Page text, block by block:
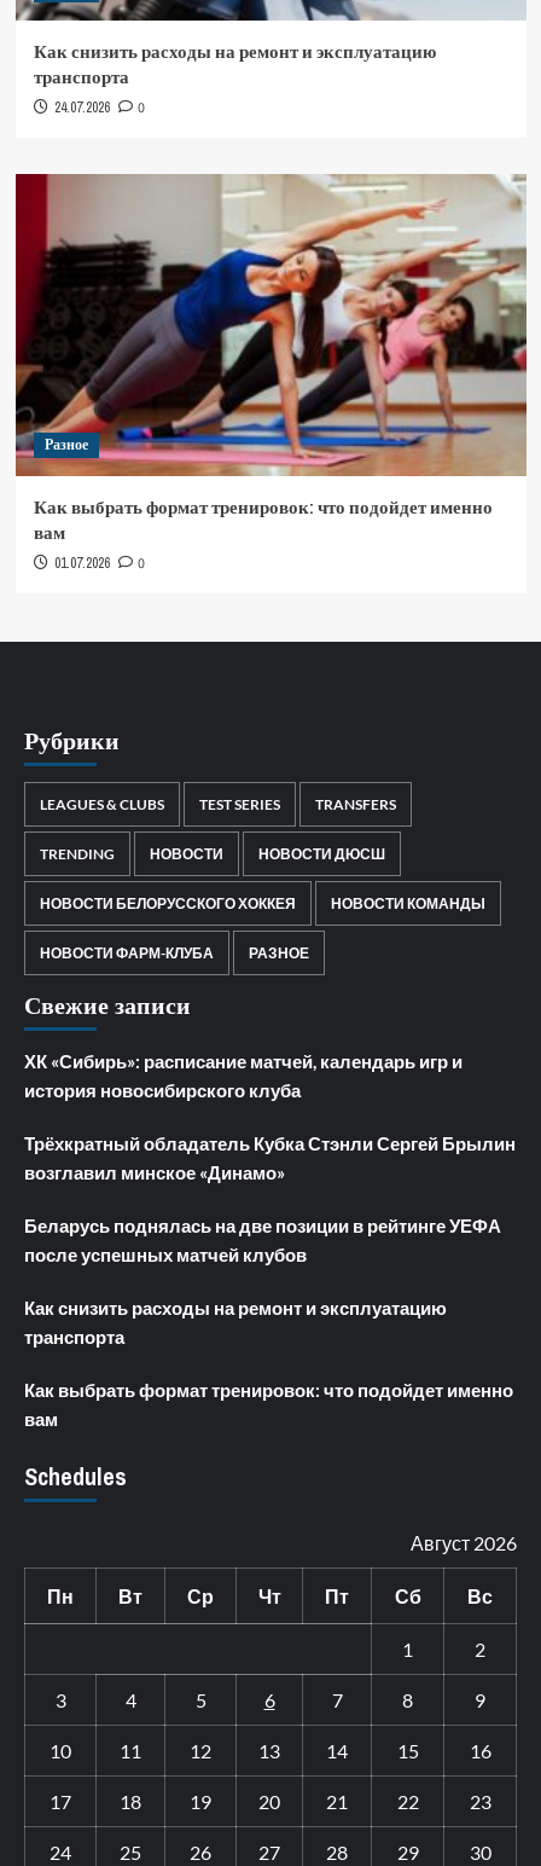
Как снизить расходы на ремонт и эксплуатацию
транспорта
24.07.2026 0
Разное
Как выбрать формат тренировок: что подойдет именно
вам
01.07.2026 0
Рубрики
LEAGUES & CLUBS TEST SERIES TRANSFERS
TRENDING НОВОСТИ НОВОСТИ ДЮСШ
НОВОСТИ БЕЛОРУССКОГО ХОККЕЯ НОВОСТИ КОМАНДЫ
НОВОСТИ ФАРМ-КЛУБА РАЗНОЕ
Свежие записи
ХК «Сибирь»: расписание матчей, календарь игр и
история новосибирского клуба
Трёхкратный обладатель Кубка Стэнли Сергей Брылин
возглавил минское «Динамо»
Беларусь поднялась на две позиции в рейтинге УЕФА
после успешных матчей клубов
Как снизить расходы на ремонт и эксплуатацию
транспорта
Как выбрать формат тренировок: что подойдет именно
вам
Schedules
Август 2026
Пн Вт Ср Чт Пт Сб Вс
1 2
3 4 5 6 7 8 9
10 11 12 13 14 15 16
17 18 19 20 21 22 23
24 25 26 27 28 29 30